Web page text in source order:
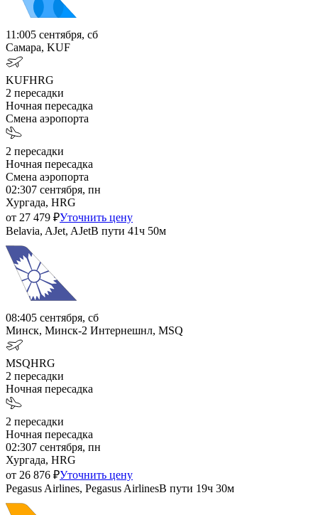
11:005 сентября, сб
Самара, KUF
KUFHRG
2 пересадки
Ночная пересадка
Смена аэропорта
2 пересадки
Ночная пересадка
Смена аэропорта
02:307 сентября, пн
Хургада, HRG
от 27 479 ₽Уточнить цену
Belavia, AJet, AJetВ пути 41ч 50м
08:405 сентября, сб
Минск, Минск-2 Интернешнл, MSQ
MSQHRG
2 пересадки
Ночная пересадка
2 пересадки
Ночная пересадка
02:307 сентября, пн
Хургада, HRG
от 26 876 ₽Уточнить цену
Pegasus Airlines, Pegasus AirlinesВ пути 19ч 30м